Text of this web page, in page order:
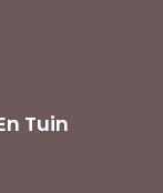
Tuin